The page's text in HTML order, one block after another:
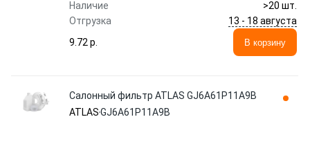
Наличие
>20 шт.
Отгрузка
13 - 18 августа
9.72 p.
В корзину
Салонный фильтр ATLAS GJ6A61P11A9B
ATLASGJ6A61P11A9B